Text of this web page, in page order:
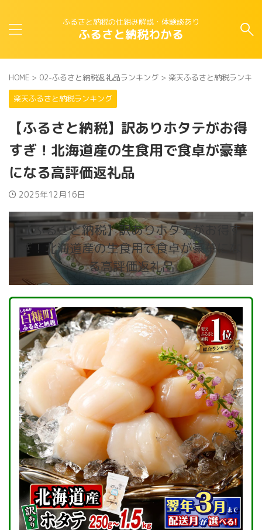
ふるさと納税の仕組み解説・体験談あり
ふるさと納税わかる
HOME > 02-ふるさと納税返礼品ランキング > 楽天ふるさと納税ランキン
楽天ふるさと納税ランキング
【ふるさと納税】訳ありホタテがお得
すぎ！北海道産の生食用で食卓が豪華
になる高評価返礼品
2025年12月16日
【ふるさと納税】訳ありホタテがお得す
ぎ！北海道産の生食用で食卓が豪華にな
る高評価返礼品